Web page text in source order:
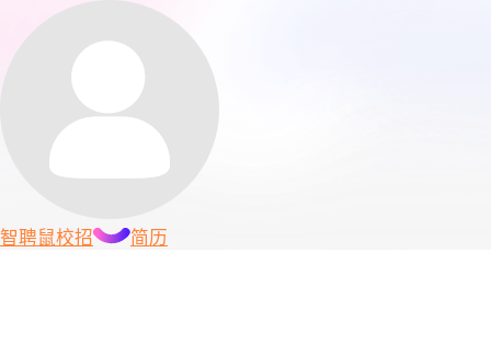
智聘鼠校招 简历